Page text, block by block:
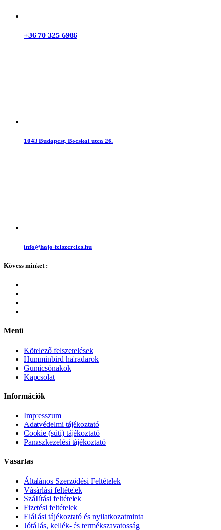
+36 70 325 6986
1043 Budapest, Bocskai utca 26.
info@hajo-felszereles.hu
Kövess minket :
Menü
Kötelező felszerelések
Humminbird halradarok
Gumicsónakok
Kapcsolat
Információk
Impresszum
Adatvédelmi tájékoztató
Cookie (süti) tájékoztató
Panaszkezelési tájékoztató
Vásárlás
Általános Szerződési Feltételek
Vásárlási feltételek
Szállítási feltételek
Fizetési feltételek
Elállási tájékoztató és nyilatkozatminta
Jótállás, kellék- és termékszavatosság